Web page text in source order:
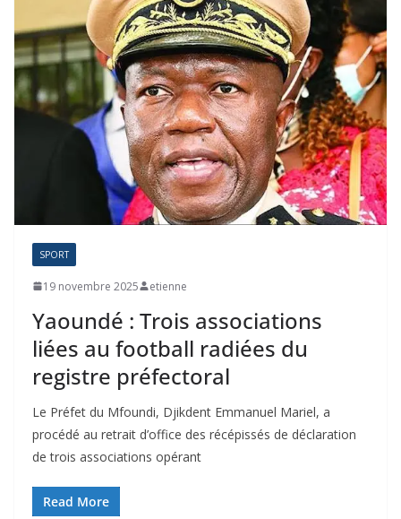
SPORT
19 novembre 2025 etienne
Yaoundé : Trois associations
liées au football radiées du
registre préfectoral
Le Préfet du Mfoundi, Djikdent Emmanuel Mariel, a
procédé au retrait d’office des récépissés de déclaration
de trois associations opérant
Read More